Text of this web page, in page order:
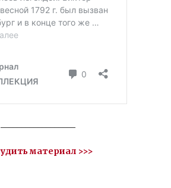
материал >>>